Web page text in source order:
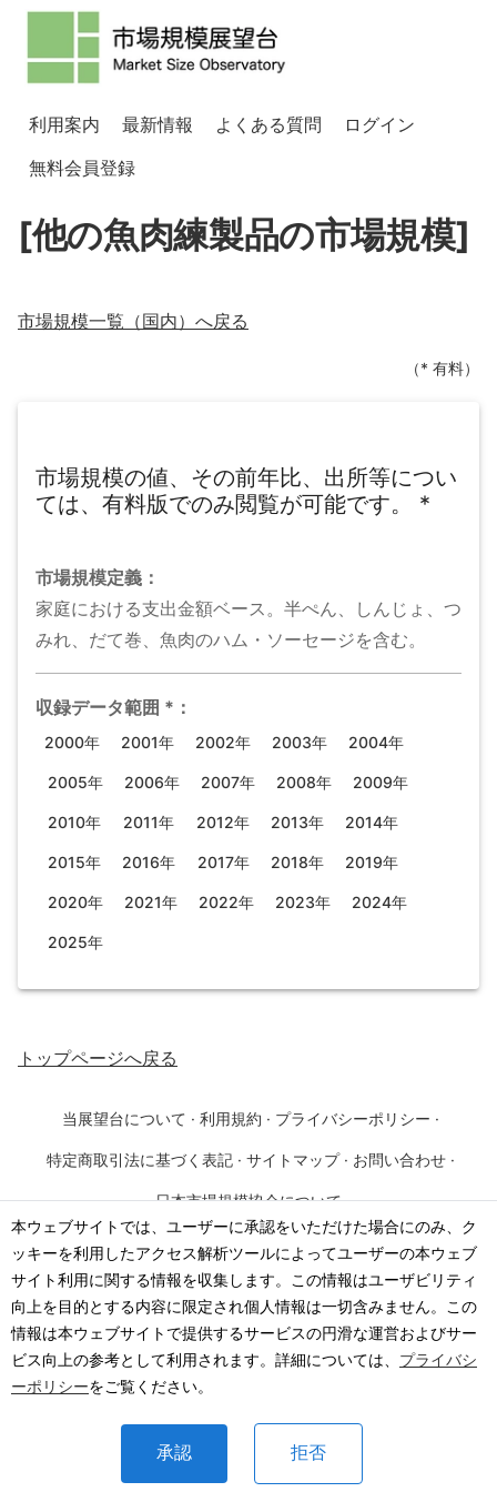
本ウェブサイトでは、ユーザーに承認をいただけた場合にのみ、ク
ッキーを利用したアクセス解析ツールによってユーザーの本ウェブ
サイト利用に関する情報を収集します。この情報はユーザビリティ
向上を目的とする内容に限定され個人情報は一切含みません。この
情報は本ウェブサイトで提供するサービスの円滑な運営およびサー
ビス向上の参考として利用されます。詳細については、 プライバシ
ーポリシーをご覧ください。
承認 拒否
利用案内 最新情報 よくある質問
ログイン
無料会員登録
[他の魚肉練製品の市場規模]
市場規模一覧（国内）へ戻る
（* 有料）
市場規模の値、その前年比、出所等につい
ては、有料版でのみ閲覧が可能です。
*
市場規模定義：
家庭における支出金額ベース。半ぺん、しんじょ、つ
みれ、だて巻、魚肉のハム・ソーセージを含む。
収録データ範囲 * ：
2000年 2001年 2002年 2003年 2004年
2005年 2006年 2007年 2008年 2009年
2010年 2011年 2012年 2013年 2014年
2015年 2016年 2017年 2018年 2019年
2020年 2021年 2022年 2023年 2024年
2025年
トップページへ戻る
当展望台について · 利用規約 · プライバシーポリシー ·
特定商取引法に基づく表記 · サイトマップ · お問い合わせ ·
日本市場規模協会について
©2026· 一般社団法人 日本市場規模協会